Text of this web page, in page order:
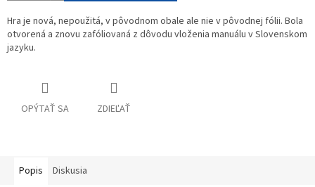
Hra je nová, nepoužitá, v pôvodnom obale ale nie v pôvodnej fólii. Bola
otvorená a znovu zafóliovaná z dôvodu vloženia manuálu v Slovenskom
jazyku.
OPÝTAŤ SA ZDIEĽAŤ
Popis Diskusia